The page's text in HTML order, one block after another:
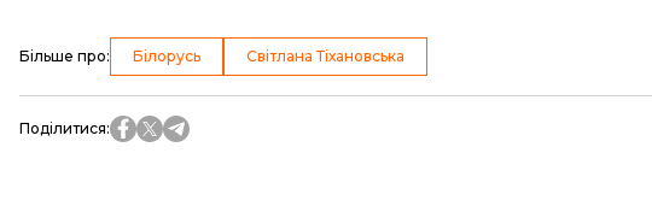
Більше про: Білорусь Світлана Тіхановська
Поділитися: